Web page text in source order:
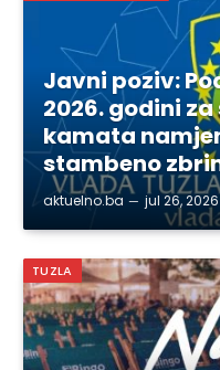
Javni poziv:
2026. godini
kamata
stambeno
aktuelno.ba jul 26, 2026
TUZLA